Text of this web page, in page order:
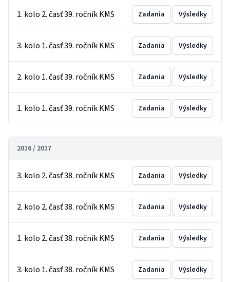
1. kolo 2. časť 39. ročník KMS Zadania Výsledky
3. kolo 1. časť 39. ročník KMS Zadania Výsledky
2. kolo 1. časť 39. ročník KMS Zadania Výsledky
1. kolo 1. časť 39. ročník KMS Zadania Výsledky
2016 / 2017
3. kolo 2. časť 38. ročník KMS Zadania Výsledky
2. kolo 2. časť 38. ročník KMS Zadania Výsledky
1. kolo 2. časť 38. ročník KMS Zadania Výsledky
3. kolo 1. časť 38. ročník KMS Zadania Výsledky